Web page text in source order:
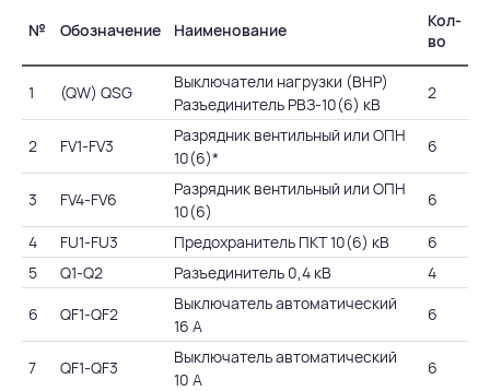
№ Обозначение Наименование
Кол-
во
1 (QW) QSG
Выключатели нагрузки (ВНР)
Разъединитель РВЗ-10(6) кВ
2
2 FV1-FV3
Разрядник вентильный или ОПН
10(6)*
6
3 FV4-FV6
Разрядник вентильный или ОПН
10(6)
6
4 FU1-FU3 Предохранитель ПКТ 10(6) кВ
6
5
Q1-Q2 Разъединитель 0,4 кВ
4
6
QF1-QF2
Выключатель автоматический
16 А
6
7 QF1-QF3
Выключатель автоматический
10 А
6